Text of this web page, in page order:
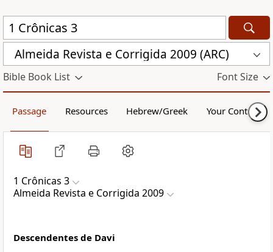
Almeida Revista e Corrigida 2009 (ARC)
Bible Book List Font Size
Passage Resources Hebrew/Greek Your Content
1 Crônicas 3
Almeida Revista e Corrigida 2009
Descendentes de Davi